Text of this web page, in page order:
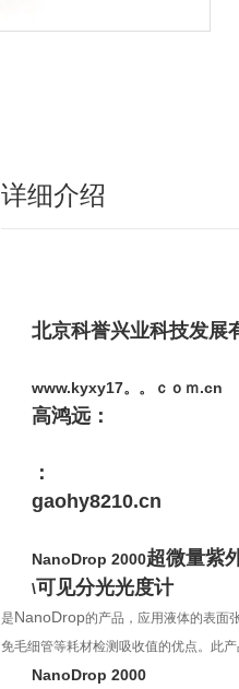
详细介绍
北京科誉兴业科技发展
www.kyxy17。。ｃｏｍ.cn
高鸿远：
：
gaohy8210.cn
NanoDrop 2000超微量紫
\可见分光光度计
是NanoDrop的产品，应用液体的表面
免毛细管等耗材检测吸收值的优点。此
NanoDrop 2000